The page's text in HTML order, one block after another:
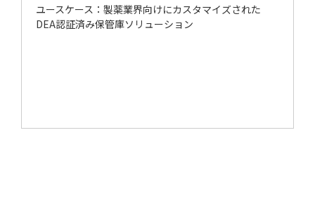
ユースケース：製薬業界向けにカスタマイズされた
DEA認証済み保管庫ソリューション